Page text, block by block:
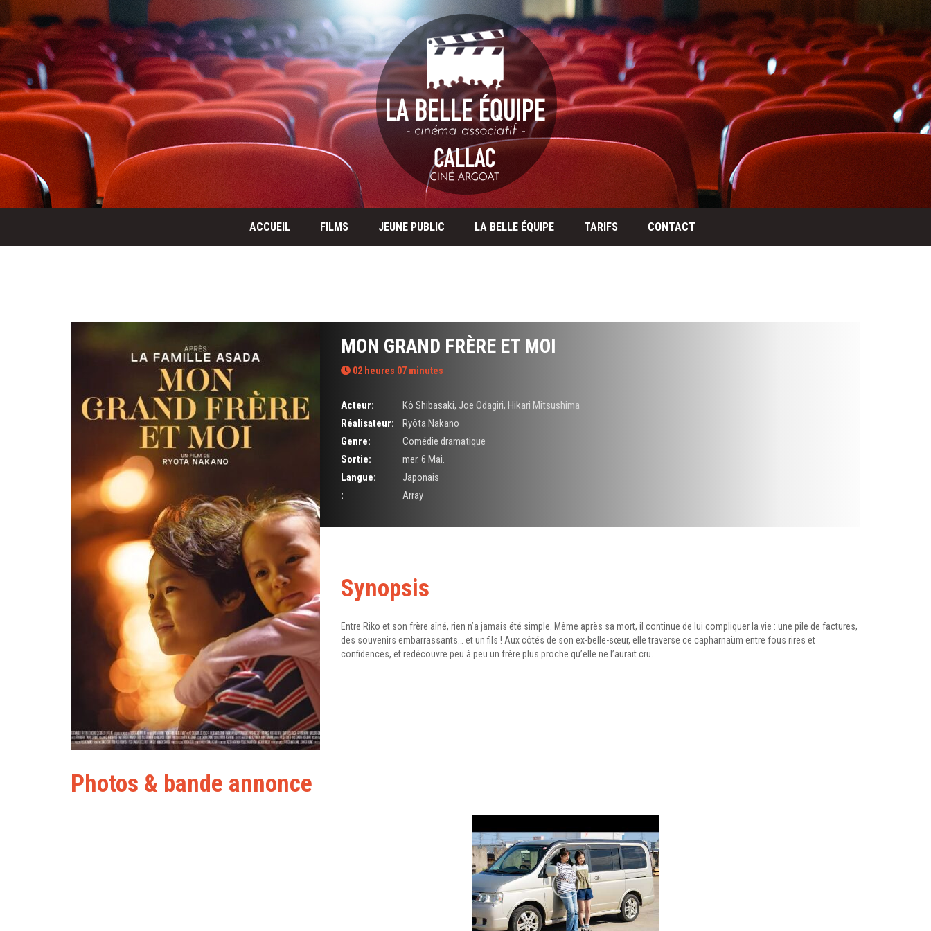
ACCUEIL FILMS JEUNE PUBLIC LA BELLE ÉQUIPE TARIFS CONTACT
MON GRAND FRÈRE ET MOI
02 heures 07 minutes
Acteur: Kô Shibasaki, Joe Odagiri, Hikari Mitsushima
Réalisateur:
Ryôta Nakano
Genre:
Comédie dramatique
Sortie:
mer. 6 Mai.
Langue:
Japonais
:
Array
Synopsis
Entre Riko et son frère aîné, rien n’a jamais été simple. Même après sa mort, il continue de lui compliquer la vie : une pile de factures,
des souvenirs embarrassants… et un fils ! Aux côtés de son ex-belle-sœur, elle traverse ce capharnaüm entre fous rires et
confidences, et redécouvre peu à peu un frère plus proche qu’elle ne l’aurait cru.
Photos & bande annonce